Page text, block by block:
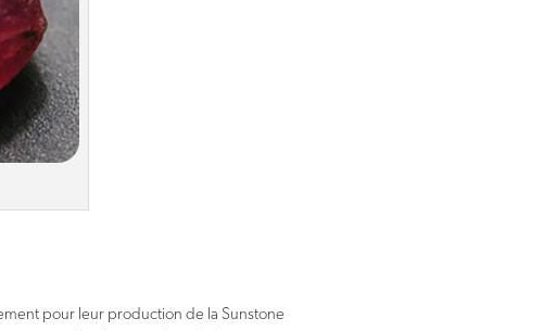
pour leur production de la Sunstone